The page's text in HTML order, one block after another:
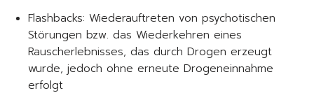
Flashbacks: Wiederauftreten von psychotischen
Störungen bzw. das Wiederkehren eines
Rauscherlebnisses, das durch Drogen erzeugt
wurde, jedoch ohne erneute Drogeneinnahme
erfolgt